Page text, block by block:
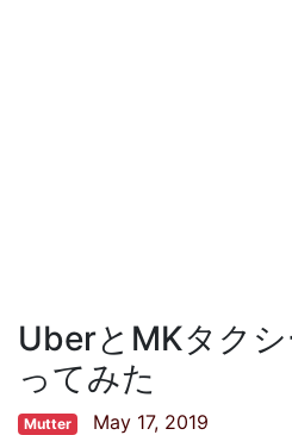
UberとMKタク
ってみた
Mutter May 17, 2019